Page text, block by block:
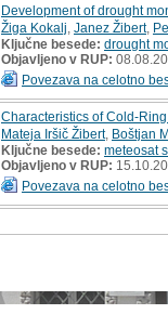
Development of drought
Žiga Kokalj Janez Žibert,
Ključne besede: drought
Objavljeno v RUP:
Povezava na celotno
Characteristics of Cold-
Mateja Iršič Žibert, Boštjan
Ključne besede: meteosat
Objavljeno v RUP:
Povezava na celotno